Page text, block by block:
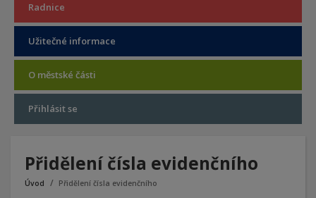
Radnice
Užitečné informace
O městské části
Přihlásit se
Přidělení čísla evidenčního
Úvod Přidělení čísla evidenčního